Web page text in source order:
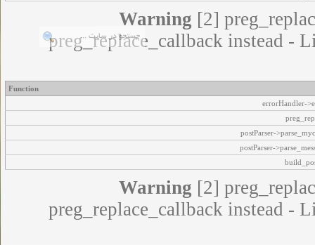
Warning [2]
preg_replace_callback instead -
Function
errorHandler-
postParser-
postParser-
Warning [2]
preg_replace_callback instead -